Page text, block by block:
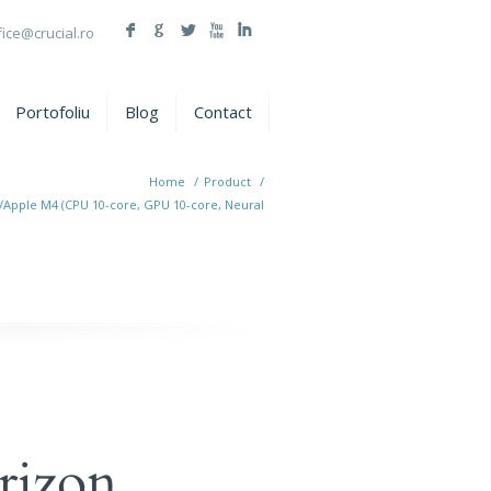
F G L X I
Portofoliu Blog Contact
Home / Product /
M4 (CPU 10-core, GPU 10-core, Neural